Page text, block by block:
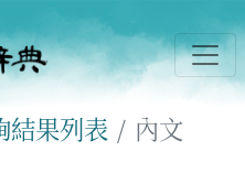
結果列表 內文